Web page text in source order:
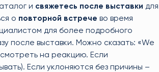
и свяжетесь после выставки для
о повторной встрече во время
для более подробного
после выставки. Можно сказать: «We
на реакцию. Если
Если уклоняются без причины –